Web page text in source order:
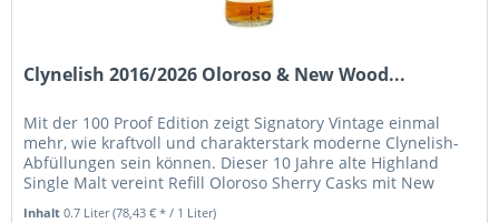
Clynelish 2016/2026 Oloroso & New Wood...
Mit der 100 Proof Edition zeigt Signatory Vintage einmal
mehr, wie kraftvoll und charakterstark moderne Clynelish-
Abfüllungen sein können. Dieser 10 Jahre alte Highland
Single Malt vereint Refill Oloroso Sherry Casks mit New
Inhalt0.7 Liter(78,43 € * / 1 Liter)